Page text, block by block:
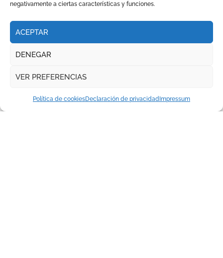
negativamente a ciertas características y funciones.
ACEPTAR
DENEGAR
VER PREFERENCIAS
Política de cookiesDeclaración de privacidad Impressum
recortes, emoción y gran
ambiente
FERIA DE LA PEREGRINA || PONTEVEDRA